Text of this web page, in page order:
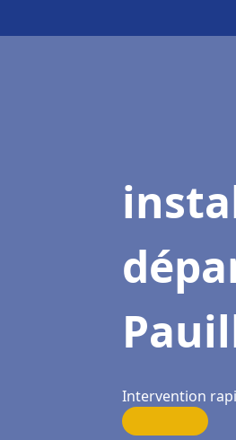
Intervention